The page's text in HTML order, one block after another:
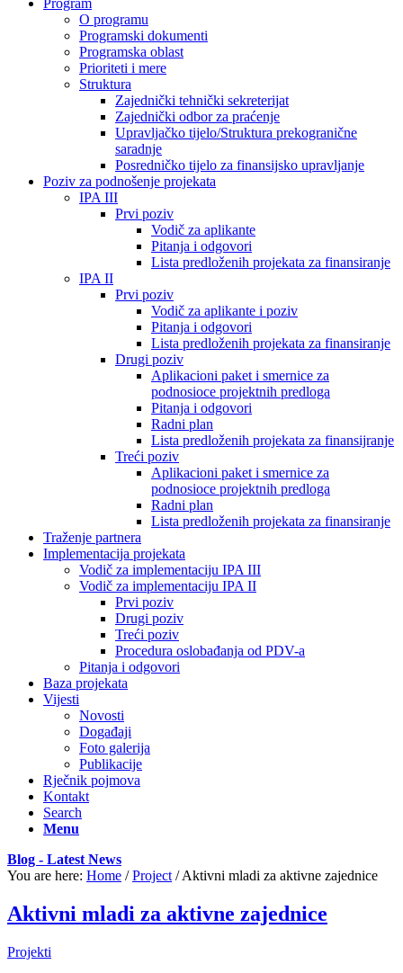
Program
O programu
Programski dokumenti
Programska oblast
Prioriteti i mere
Struktura
Zajednički tehnički sekreterijat
Zajednički odbor za praćenje
Upravljačko tijelo/Struktura prekogranične
saradnje
Posredničko tijelo za finansijsko upravljanje
Poziv za podnošenje projekata
IPA III
Prvi poziv
Vodič za aplikante
Pitanja i odgovori
Lista predloženih projekata za finansiranje
IPA II
Prvi poziv
Vodič za aplikante i poziv
Pitanja i odgovori
Lista predloženih projekata za finansiranje
Drugi poziv
Aplikacioni paket i smernice za
podnosioce projektnih predloga
Pitanja i odgovori
Radni plan
Lista predloženih projekata za finansijranje
Treći poziv
Aplikacioni paket i smernice za
podnosioce projektnih predloga
Radni plan
Lista predloženih projekata za finansiranje
Traženje partnera
Implementacija projekata
Vodič za implementaciju IPA III
Vodič za implementaciju IPA II
Prvi poziv
Drugi poziv
Treći poziv
Procedura oslobađanja od PDV-a
Pitanja i odgovori
Baza projekata
Vijesti
Novosti
Događaji
Foto galerija
Publikacije
Rječnik pojmova
Kontakt
Search
Menu
Blog - Latest News
You are here: Home / Project / Aktivni mladi za aktivne zajednice
Aktivni mladi za aktivne zajednice
Projekti